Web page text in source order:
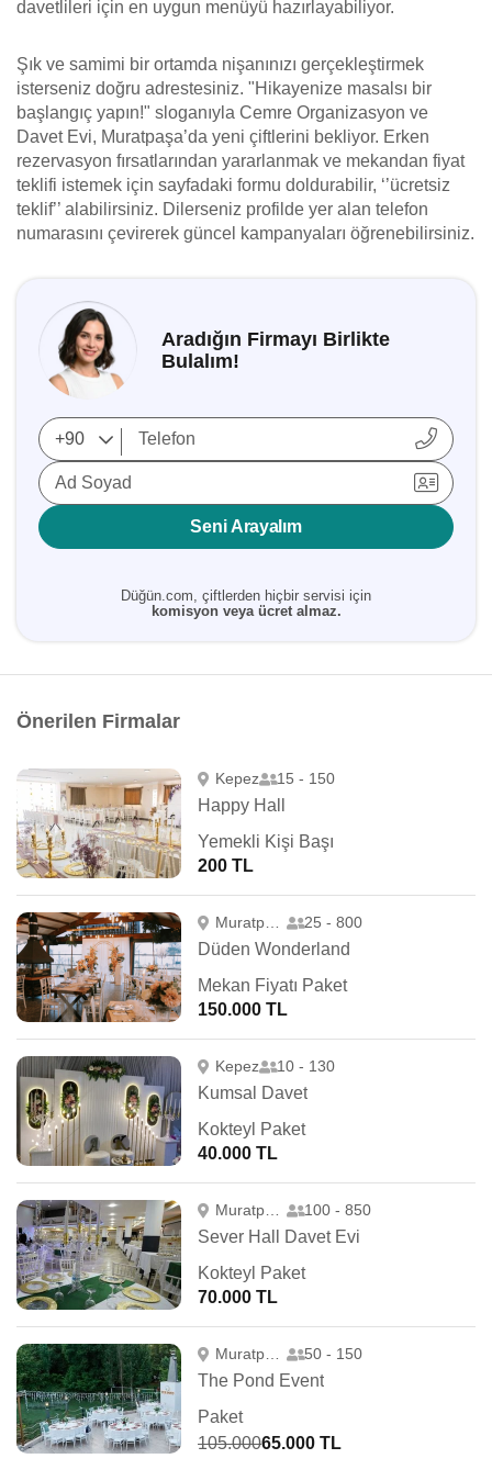
davetlileri için en uygun menüyü hazırlayabiliyor.
Şık ve samimi bir ortamda nişanınızı gerçekleştirmek
isterseniz doğru adrestesiniz. "Hikayenize masalsı bir
başlangıç yapın!" sloganıyla Cemre Organizasyon ve
Davet Evi, Muratpaşa’da yeni çiftlerini bekliyor. Erken
rezervasyon fırsatlarından yararlanmak ve mekandan fiyat
teklifi istemek için sayfadaki formu doldurabilir, ‘’ücretsiz
teklif’’ alabilirsiniz. Dilerseniz profilde yer alan telefon
numarasını çevirerek güncel kampanyaları öğrenebilirsiniz.
Aradığın Firmayı Birlikte
Bulalım!
Ad Soyad
Seni Arayalım
Düğün.com, çiftlerden hiçbir servisi için
komisyon veya ücret almaz.
Önerilen Firmalar
Kepez 15 - 150
Happy Hall
Yemekli Kişi Başı
200 TL
Muratpaşa 25 - 800
Düden Wonderland
Mekan Fiyatı Paket
150.000 TL
Kepez 10 - 130
Kumsal Davet
Kokteyl Paket
40.000 TL
Muratpaşa 100 - 850
Sever Hall Davet Evi
Kokteyl Paket
70.000 TL
Muratpaşa 50 - 150
The Pond Event
Paket
105.00065.000 TL